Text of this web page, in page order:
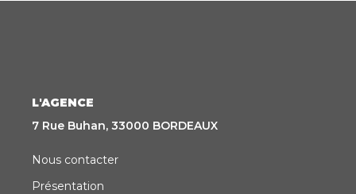
L'AGENCE
7 Rue Buhan, 33000 BORDEAUX
Nous contacter
Présentation